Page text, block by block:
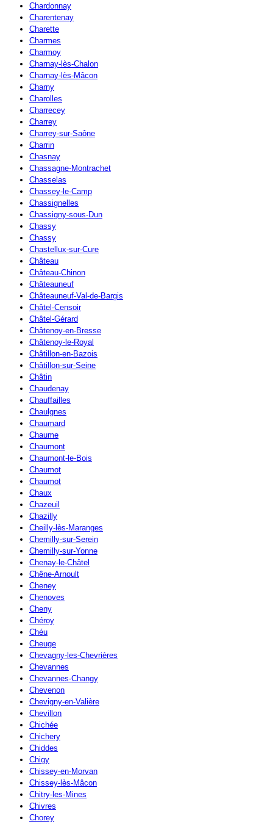
Chardonnay
Charentenay
Charette
Charmes
Charmoy
Charnay-lès-Chalon
Charnay-lès-Mâcon
Charny
Charolles
Charrecey
Charrey
Charrey-sur-Saône
Charrin
Chasnay
Chassagne-Montrachet
Chasselas
Chassey-le-Camp
Chassignelles
Chassigny-sous-Dun
Chassy
Chassy
Chastellux-sur-Cure
Château
Château-Chinon
Châteauneuf
Châteauneuf-Val-de-Bargis
Châtel-Censoir
Châtel-Gérard
Châtenoy-en-Bresse
Châtenoy-le-Royal
Châtillon-en-Bazois
Châtillon-sur-Seine
Châtin
Chaudenay
Chauffailles
Chaulgnes
Chaumard
Chaume
Chaumont
Chaumont-le-Bois
Chaumot
Chaumot
Chaux
Chazeuil
Chazilly
Cheilly-lès-Maranges
Chemilly-sur-Serein
Chemilly-sur-Yonne
Chenay-le-Châtel
Chêne-Arnoult
Cheney
Chenoves
Cheny
Chéroy
Chéu
Cheuge
Chevagny-les-Chevrières
Chevannes
Chevannes-Changy
Chevenon
Chevigny-en-Valière
Chevillon
Chichée
Chichery
Chiddes
Chigy
Chissey-en-Morvan
Chissey-lès-Mâcon
Chitry-les-Mines
Chivres
Chorey